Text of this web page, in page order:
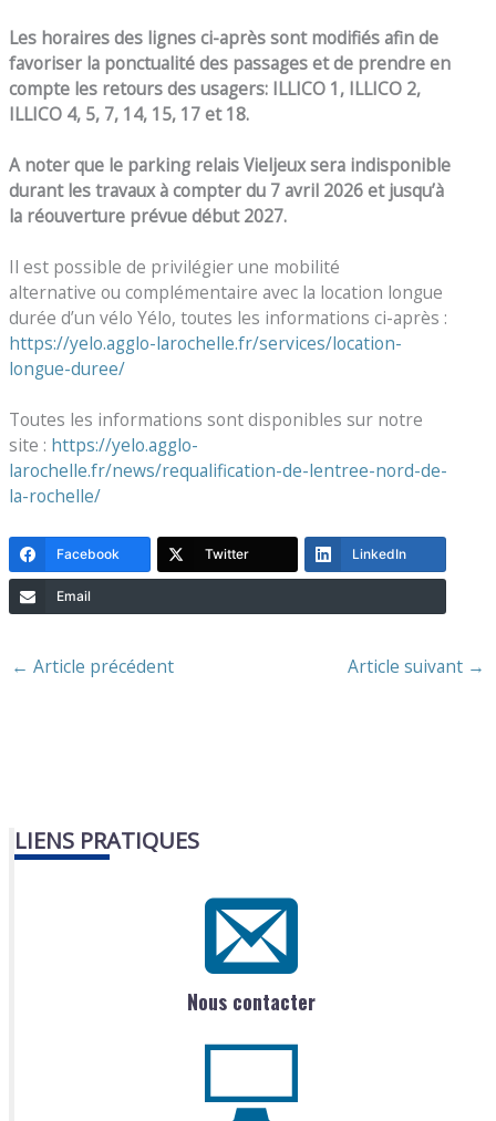
Les horaires des lignes ci-après sont modifiés afin de
favoriser la ponctualité des passages et de prendre en
compte les retours des usagers: ILLICO 1, ILLICO 2,
ILLICO 4, 5, 7, 14, 15, 17 et 18.
A noter que le parking relais Vieljeux sera indisponible
durant les travaux à compter du 7 avril 2026 et jusqu’à
la réouverture prévue début 2027.
Il est possible de privilégier une mobilité
alternative ou complémentaire avec la location longue
durée d’un vélo Yélo, toutes les informations ci-après :
https://yelo.agglo-larochelle.fr/services/location-
longue-duree/
Toutes les informations sont disponibles sur notre
site : https://yelo.agglo-
larochelle.fr/news/requalification-de-lentree-nord-de-
la-rochelle/
Facebook Twitter LinkedIn
Email
← Article précédent Article suivant →
LIENS PRATIQUES
Nous contacter